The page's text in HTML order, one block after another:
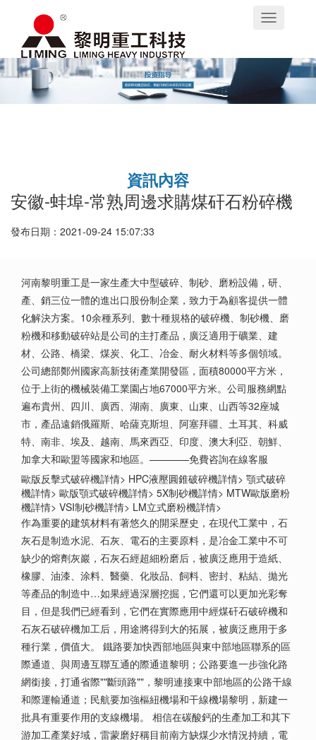
Toggle
資訊內容
安徽-蚌埠-常熟周邊求購煤矸石粉碎機
發布日期：2021-09-24 15:07:33
河南黎明重工是一家生產大中型破碎、制砂、磨粉設備，研、
產、銷三位一體的進出口股份制企業，致力于為顧客提供一體
化解決方案。10余種系列、數十種規格的破碎機、制砂機、磨
粉機和移動破碎站是公司的主打產品，廣泛適用于礦業、建
材、公路、橋梁、煤炭、化工、冶金、耐火材料等多個領域。
公司總部鄭州國家高新技術產業開發區，面積80000平方米，
位于上街的機械裝備工業園占地67000平方米。公司服務網點
遍布貴州、四川、廣西、湖南、廣東、山東、山西等32座城
市，產品遠銷俄羅斯、哈薩克斯坦、阿塞拜疆、土耳其、科威
特、南非、埃及、越南、馬來西亞、印度、澳大利亞、朝鮮、
加拿大和歐盟等國家和地區。————免費咨詢在線客服
歐版反擊式破碎機詳情> HPC液壓圓錐破碎機詳情> 顎式破碎
機詳情> 歐版顎式破碎機詳情> 5X制砂機詳情> MTW歐版磨粉
機詳情> VSI制砂機詳情> LM立式磨粉機詳情>
作為重要的建筑材料有著悠久的開采歷史，在現代工業中，石
灰石是制造水泥、石灰、電石的主要原料，是冶金工業中不可
缺少的熔劑灰巖，石灰石經超細粉磨后，被廣泛應用于造紙、
橡膠、油漆、涂料、醫藥、化妝品、飼料、密封、粘結、拋光
等產品的制造中…如果經過深層挖掘，它們還可以更加光彩奪
目，但是我們已經看到，它們在實際應用中經煤矸石破碎機和
石灰石破碎機加工后，用途將得到大的拓展，被廣泛應用于多
種行業，價值大。 鐵路要加快西部地區與東中部地區聯系的區
際通道、與周邊互聯互通的際通道黎明；公路要進一步強化路
網銜接，打通省際""斷頭路""，黎明連接東中部地區的公路干線
和際運輸通道；民航要加強樞紐機場和干線機場黎明，新建一
批具有重要作用的支線機場。 相信在碳酸鈣的生產加工和其下
游加工產業好域，雷蒙磨好稱目前南方缺煤少水情況持續，電